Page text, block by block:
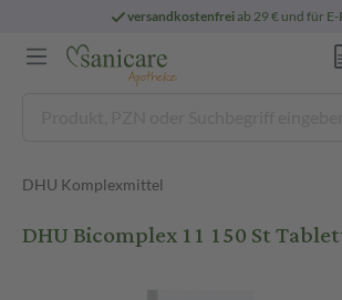
versandkostenfreiab 29 € und für
DHU Komplexmittel
DHU Bicomplex 11 150 St